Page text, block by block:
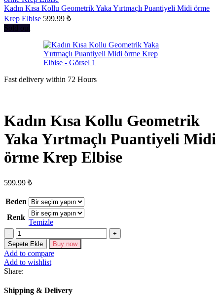
Kadın Kısa Kollu Geometrik Yaka Yırtmaçlı Puantiyeli Midi örme
Krep Elbise 599.99 ₺
Sold out
Fast delivery within 72 Hours
Kadın Kısa Kollu Geometrik
Yaka Yırtmaçlı Puantiyeli Midi
örme Krep Elbise
599.99 ₺
Beden
Renk
Temizle
Kadın
Kısa
Kollu
Geometrik
Yaka
Yırtmaçlı
Puantiyeli
Midi
Sepete Ekle Buy now
Add to compare
Add to wishlist
Share:
Shipping & Delivery